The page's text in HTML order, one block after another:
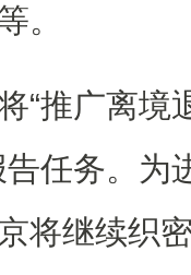
。
推广离境
任务。为
将继续织